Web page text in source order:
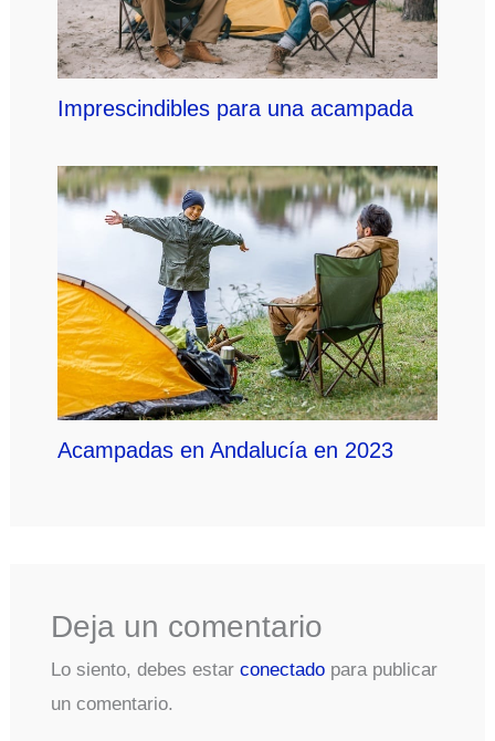
Imprescindibles para una acampada
Acampadas en Andalucía en 2023
Deja un comentario
Lo siento, debes estar conectadopara publicar
un comentario.